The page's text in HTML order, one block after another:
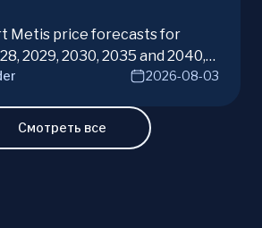
Metis price forecasts for
2029, 2030, 2035 and 2040,
potential in the evolving
with ChangeHero!
2026-08-03
Смотреть все